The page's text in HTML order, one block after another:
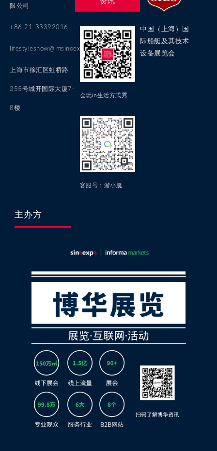
限公司
+86 21-33392016
lifestyleshow@imsinoexpo.com
上海市徐汇区虹桥路
355号城开国际大厦7-
8楼
会玩in生活方式秀
客服号：游小艇
中国（上海）国
际船艇及其技术
设备展览会
主办方